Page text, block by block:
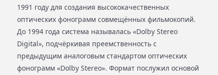
1991 году для создания высококачественных
оптических фонограмм совмещённых фильмокопий.
До 1994 года система называлась «Dolby Stereo
Digital», подчёркивая преемственность с
предыдущим аналоговым стандартом оптических
фонограмм «Dolby Stereo». Формат послужил основой